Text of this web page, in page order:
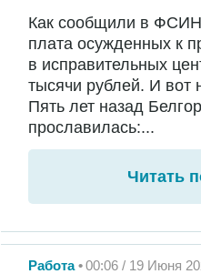
Как сообщили в
плата осужденных к
в исправительных
тысячи рублей. И вот
Пять лет назад
прославилась:...
Читать
Работа 00:06 / 19 Июня